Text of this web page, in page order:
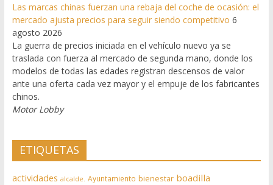
Las marcas chinas fuerzan una rebaja del coche de ocasión: el
mercado ajusta precios para seguir siendo competitivo 6
agosto 2026
La guerra de precios iniciada en el vehículo nuevo ya se
traslada con fuerza al mercado de segunda mano, donde los
modelos de todas las edades registran descensos de valor
ante una oferta cada vez mayor y el empuje de los fabricantes
chinos.
Motor Lobby
ETIQUETAS
actividades alcalde. Ayuntamiento bienestar boadilla